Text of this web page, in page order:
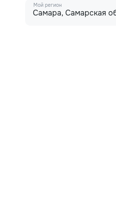
Мой регион
Самара, Самарская